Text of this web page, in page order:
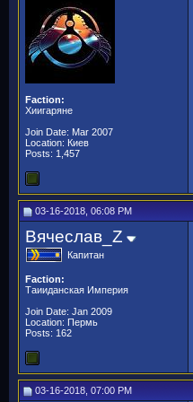
Faction:
Хиигаряне
Join Date: Mar 2007
Location: Киев
Posts: 1,457
03-16-2018, 06:08 PM
Вячеслав_Z
Капитан
Faction:
Таииданская Империя
Join Date: Jan 2009
Location: Пермь
Posts: 162
03-16-2018, 07:00 PM